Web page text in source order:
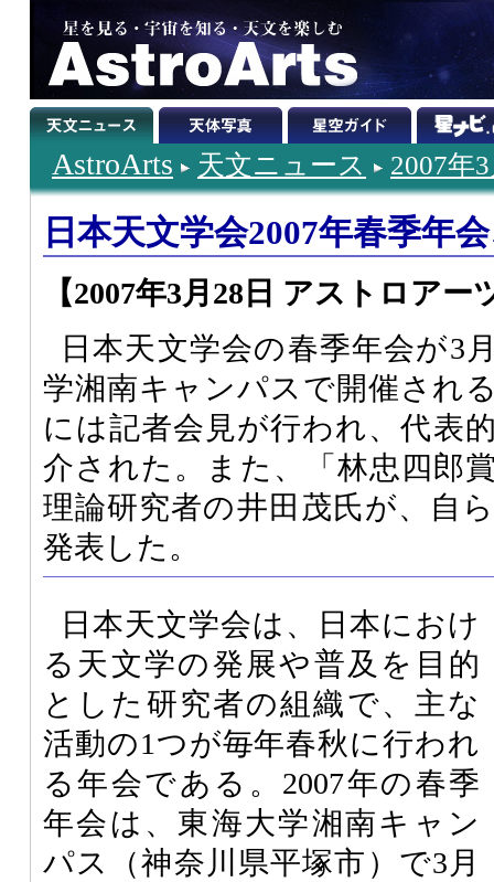
AstroArts 天文ニュース 2007年
日本天文学会2007年春季年
【2007年3月28日 アストロアー
日本天文学会の春季年会が3
学湘南キャンパスで開催され
には記者会見が行われ、代表
介された。また、「林忠四郎
理論研究者の井田茂氏が、自
発表した。
日本天文学会は、日本におけ
る天文学の発展や普及を目的
とした研究者の組織で、主な
活動の1つが毎年春秋に行われ
る年会である。2007年の春季
年会は、東海大学湘南キャン
パス（神奈川県平塚市）で3月